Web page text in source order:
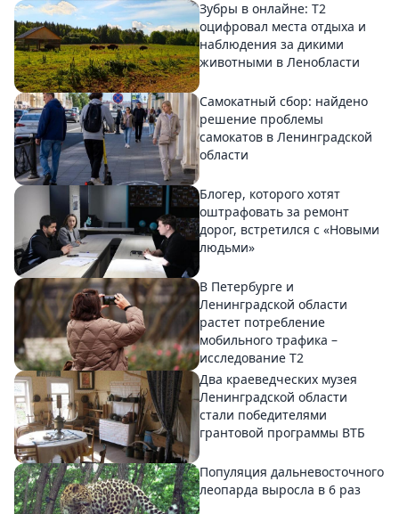
Зубры в онлайне: Т2
оцифровал места отдыха и
наблюдения за дикими
животными в Ленобласти
Самокатный сбор: найдено
решение проблемы
самокатов в Ленинградской
области
Блогер, которого хотят
оштрафовать за ремонт
дорог, встретился с «Новыми
людьми»
В Петербурге и
Ленинградской области
растет потребление
мобильного трафика –
исследование T2
Два краеведческих музея
Ленинградской области
стали победителями
грантовой программы ВТБ
Популяция дальневосточного
леопарда выросла в 6 раз